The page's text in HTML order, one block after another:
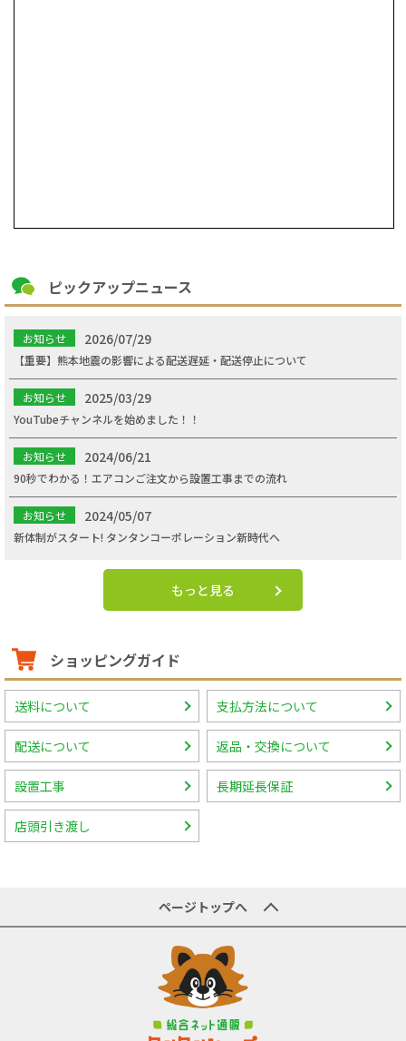
ピックアップニュース
お知らせ 2026/07/29
【重要】熊本地震の影響による配送遅延・配送停止について
お知らせ 2025/03/29
YouTubeチャンネルを始めました！！
お知らせ 2024/06/21
90秒でわかる！エアコンご注文から設置工事までの流れ
お知らせ 2024/05/07
新体制がスタート! タンタンコーポレーション新時代へ
もっと見る
ショッピングガイド
送料について 支払方法について
配送について 返品・交換について
設置工事 長期延長保証
店頭引き渡し
ページトップへ